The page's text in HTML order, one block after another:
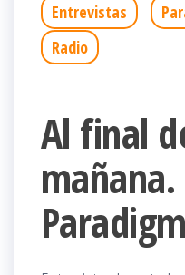
Entrevistas
Radio
Al final